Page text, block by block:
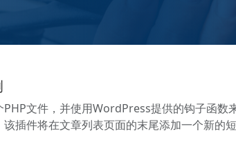
文件，并使用WordPress提供的钩子函
插件将在文章列表页面的末尾添加一个新的